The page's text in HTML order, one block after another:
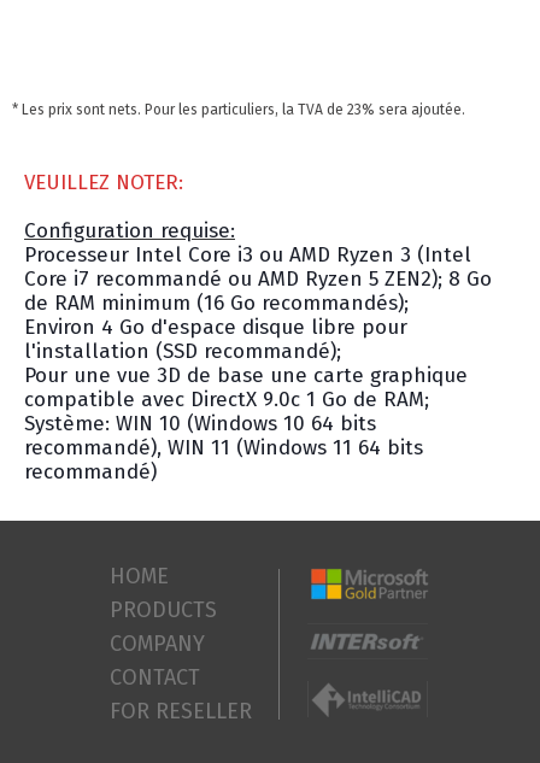
VEUILLEZ NOTER:
Configuration requise:
Processeur Intel Core i3 ou AMD Ryzen 3 (Intel
Core i7 recommandé ou AMD Ryzen 5 ZEN2); 8 Go
de RAM minimum (16 Go recommandés);
Environ 4 Go d'espace disque libre pour
l'installation (SSD recommandé);
Pour une vue 3D de base une carte graphique
compatible avec DirectX 9.0c 1 Go de RAM;
Système: WIN 10 (Windows 10 64 bits
recommandé), WIN 11 (Windows 11 64 bits
recommandé)
* Les prix sont nets. Pour les particuliers, la TVA de 23% sera ajoutée.
HOME
PRODUCTS
COMPANY
CONTACT
FOR RESELLER